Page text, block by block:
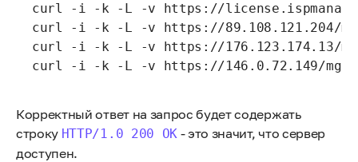
curl -i -k -L -v https://
curl -i -k -L -v https://89.108.121.204/
curl -i -k -L -v https://176.123.174.13/
Корректный ответ на запрос будет содержать
строку HTTP/1.0 200 OK- это значит, что сервер
доступен.